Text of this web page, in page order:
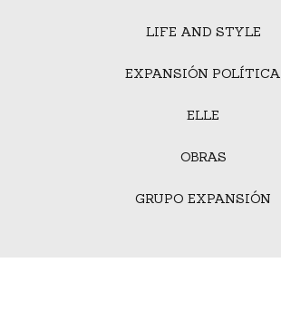
LIFE AND STYLE
EXPANSIÓN POLÍTICA
ELLE
OBRAS
GRUPO EXPANSIÓN